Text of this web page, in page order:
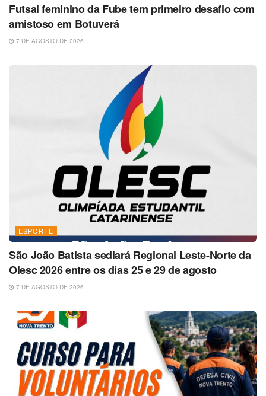
Futsal feminino da Fube tem primeiro desafio com
amistoso em Botuverá
7 DE AGOSTO DE 2026
ESPORTE
São João Batista sediará Regional Leste-Norte da
Olesc 2026 entre os dias 25 e 29 de agosto
7 DE AGOSTO DE 2026